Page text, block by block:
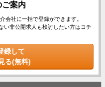
ご案内
会社に一括で登録ができます。
い非公開求人も検討したい方はコチ
録して
る(無料)